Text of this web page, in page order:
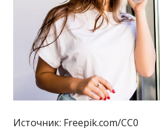
Источник: Freepik.com/CC0